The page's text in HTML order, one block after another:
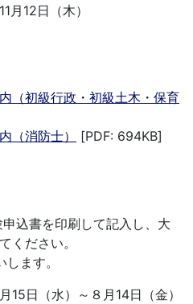
月12日（木）
（初級行政・初級土木・保育
（消防士）
[PDF: 694KB]
込書を印刷して記入し、大
ください。
ます。
15日（水）～８月14日（金）